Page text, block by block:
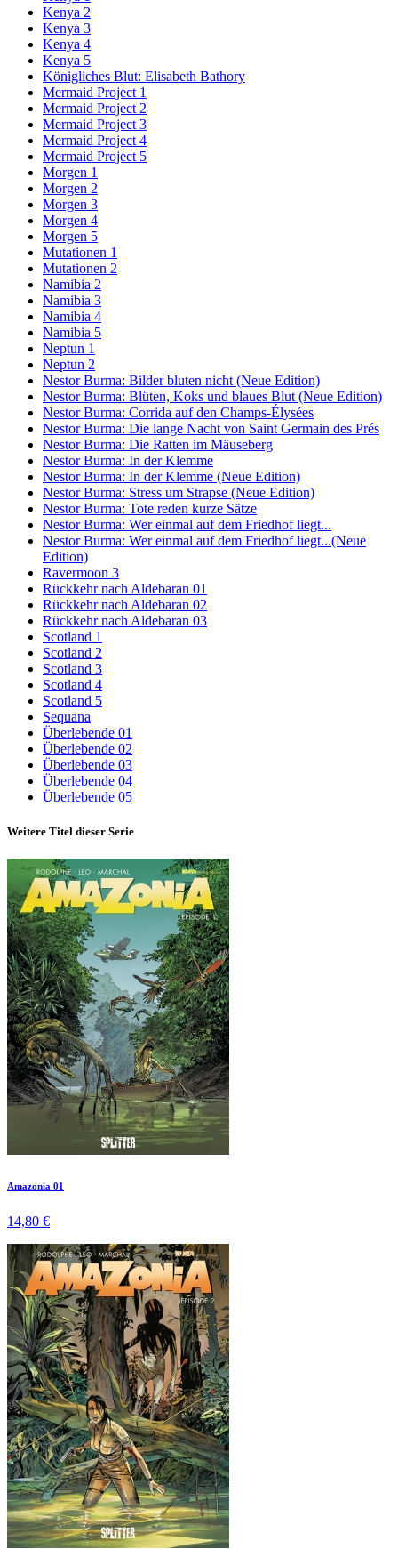
Kenya 2
Kenya 3
Kenya 4
Kenya 5
Königliches Blut: Elisabeth Bathory
Mermaid Project 1
Mermaid Project 2
Mermaid Project 3
Mermaid Project 4
Mermaid Project 5
Morgen 1
Morgen 2
Morgen 3
Morgen 4
Morgen 5
Mutationen 1
Mutationen 2
Namibia 2
Namibia 3
Namibia 4
Namibia 5
Neptun 1
Neptun 2
Nestor Burma: Bilder bluten nicht (Neue Edition)
Nestor Burma: Blüten, Koks und blaues Blut (Neue Edition)
Nestor Burma: Corrida auf den Champs-Élysées
Nestor Burma: Die lange Nacht von Saint Germain des Prés
Nestor Burma: Die Ratten im Mäuseberg
Nestor Burma: In der Klemme
Nestor Burma: In der Klemme (Neue Edition)
Nestor Burma: Stress um Strapse (Neue Edition)
Nestor Burma: Tote reden kurze Sätze
Nestor Burma: Wer einmal auf dem Friedhof liegt...
Nestor Burma: Wer einmal auf dem Friedhof liegt...(Neue
Edition)
Ravermoon 3
Rückkehr nach Aldebaran 01
Rückkehr nach Aldebaran 02
Rückkehr nach Aldebaran 03
Scotland 1
Scotland 2
Scotland 3
Scotland 4
Scotland 5
Sequana
Überlebende 01
Überlebende 02
Überlebende 03
Überlebende 04
Überlebende 05
Weitere Titel dieser Serie
Amazonia 01
14,80 €